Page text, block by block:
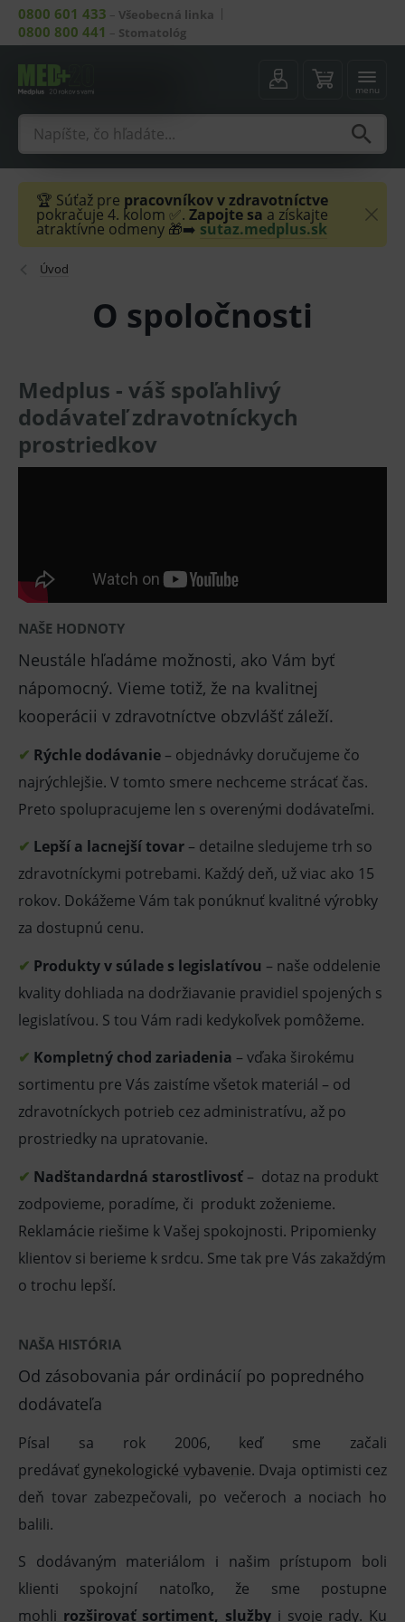
0800 601 433 – Všeobecná linka
0800 800 441 – Stomatológ
menu
🏆 Súťaž pre pracovníkov v zdravotníctve
pokračuje 4. kolom ✅. Zapojte sa a získajte
atraktívne odmeny 🎁➡️ sutaz.medplus.sk
Úvod
O spoločnosti
Medplus - váš spoľahlivý
dodávateľ zdravotníckych
prostriedkov
NAŠE HODNOTY
Neustále hľadáme možnosti, ako Vám byť
nápomocný. Vieme totiž, že na kvalitnej
kooperácii v zdravotníctve obzvlášť záleží.
✔ Rýchle dodávanie – objednávky doručujeme čo
najrýchlejšie. V tomto smere nechceme strácať čas.
Preto spolupracujeme len s overenými dodávateľmi.
✔ Lepší a lacnejší tovar – detailne sledujeme trh so
zdravotníckymi potrebami. Každý deň, už viac ako 15
rokov. Dokážeme Vám tak ponúknuť kvalitné výrobky
za dostupnú cenu.
✔ Produkty v súlade s legislatívou – naše oddelenie
kvality dohliada na dodržiavanie pravidiel spojených s
legislatívou. S tou Vám radi kedykoľvek pomôžeme.
✔ Kompletný chod zariadenia – vďaka širokému
sortimentu pre Vás zaistíme všetok materiál – od
zdravotníckych potrieb cez administratívu, až po
prostriedky na upratovanie.
✔ Nadštandardná starostlivosť – dotaz na produkt
zodpovieme, poradíme, či produkt zoženieme.
Reklamácie riešime k Vašej spokojnosti. Pripomienky
klientov si berieme k srdcu. Sme tak pre Vás zakaždým
o trochu lepší.
NAŠA HISTÓRIA
Od zásobovania pár ordinácií po popredného
dodávateľa
Písal sa rok 2006, keď sme začali
predávať gynekologické vybavenie. Dvaja optimisti cez
deň tovar zabezpečovali, po večeroch a nociach ho
balili.
S dodávaným materiálom i našim prístupom boli
klienti spokojní natoľko, že sme postupne
mohli rozširovať sortiment, služby i svoje rady. Ku